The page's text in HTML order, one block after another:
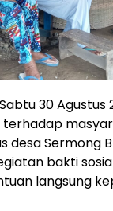
30 Agustus
terhadap
desa Sermong
bakti
langsung